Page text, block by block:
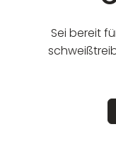
Sei bereit